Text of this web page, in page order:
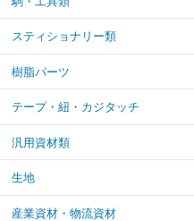
スティショナリー類
樹脂パーツ
テープ・紐・カジタッチ
汎用資材類
生地
産業資材・物流資材